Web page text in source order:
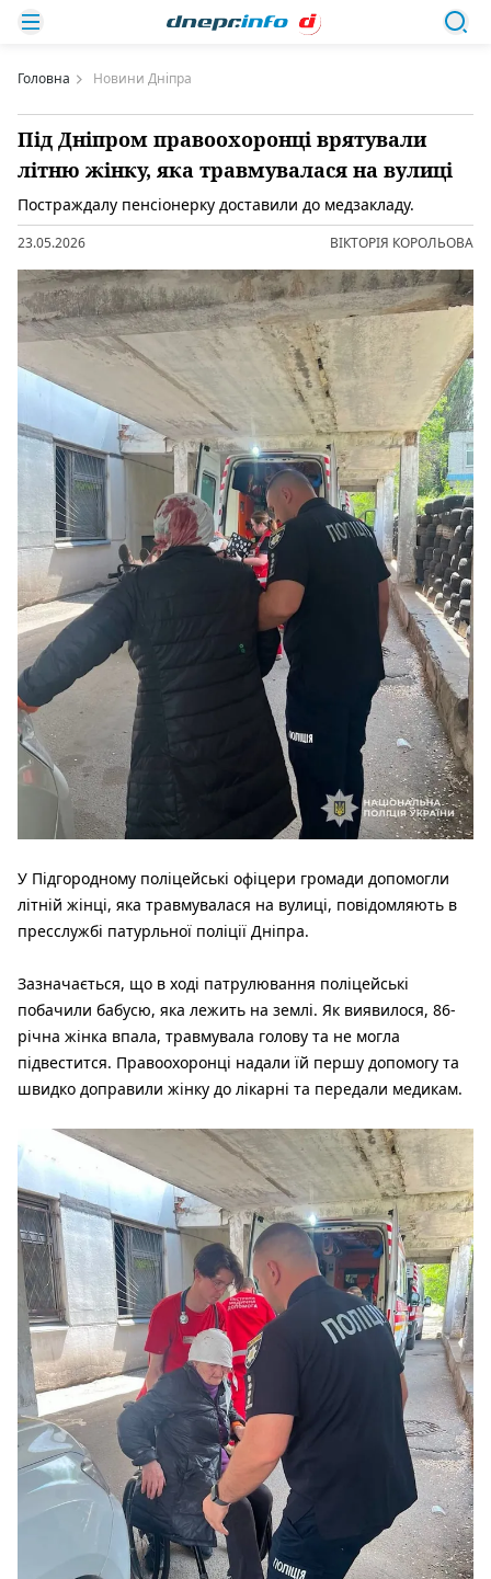
Головна Новини Дніпра
Під Дніпром правоохоронці врятували
літню жінку, яка травмувалася на вулиці
Постраждалу пенсіонерку доставили до медзакладу.
23.05.2026 ВІКТОРІЯ КОРОЛЬОВА
У Підгородному поліцейські офіцери громади допомогли
літній жінці, яка травмувалася на вулиці, повідомляють в
пресслужбі патурльної поліції Дніпра.
Зазначається, що в ході патрулювання поліцейські
побачили бабусю, яка лежить на землі. Як виявилося, 86-
річна жінка впала, травмувала голову та не могла
підвестится. Правоохоронці надали їй першу допомогу та
швидко доправили жінку до лікарні та передали медикам.